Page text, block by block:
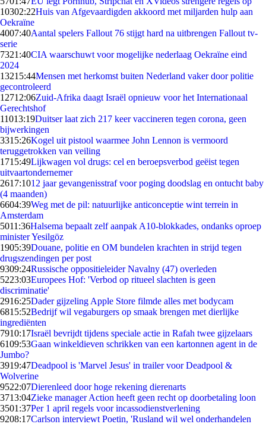
10302:22Huis van Afgevaardigden akkoord met miljarden hulp aan
Oekraïne
4007:40Aantal spelers Fallout 76 stijgt hard na uitbrengen Fallout tv-
serie
7321:40CIA waarschuwt voor mogelijke nederlaag Oekraïne eind
2024
13215:44Mensen met herkomst buiten Nederland vaker door politie
gecontroleerd
12712:06Zuid-Afrika daagt Israël opnieuw voor het Internationaal
Gerechtshof
11013:19Duitser laat zich 217 keer vaccineren tegen corona, geen
bijwerkingen
3315:26Kogel uit pistool waarmee John Lennon is vermoord
teruggetrokken van veiling
1715:49Lijkwagen vol drugs: cel en beroepsverbod geëist tegen
uitvaartondernemer
2617:1012 jaar gevangenisstraf voor poging doodslag en ontucht baby
(4 maanden)
6604:39Weg met de pil: natuurlijke anticonceptie wint terrein in
Amsterdam
5011:36Halsema bepaalt zelf aanpak A10-blokkades, ondanks oproep
minister Yesilgöz
1905:39Douane, politie en OM bundelen krachten in strijd tegen
drugszendingen per post
9309:24Russische oppositieleider Navalny (47) overleden
5223:03Europees Hof: 'Verbod op ritueel slachten is geen
discriminatie'
2916:25Dader gijzeling Apple Store filmde alles met bodycam
6815:52Bedrijf wil vegaburgers op smaak brengen met dierlijke
ingrediënten
7910:17Israël bevrijdt tijdens speciale actie in Rafah twee gijzelaars
6109:53Gaan winkeldieven schrikken van een kartonnen agent in de
Jumbo?
3919:47Deadpool is 'Marvel Jesus' in trailer voor Deadpool &
Wolverine
9522:07Dierenleed door hoge rekening dierenarts
3713:04Zieke manager Action heeft geen recht op doorbetaling loon
3501:37Per 1 april regels voor incassodienstverlening
9208:17Carlson interviewt Poetin, 'Rusland wil wel onderhandelen